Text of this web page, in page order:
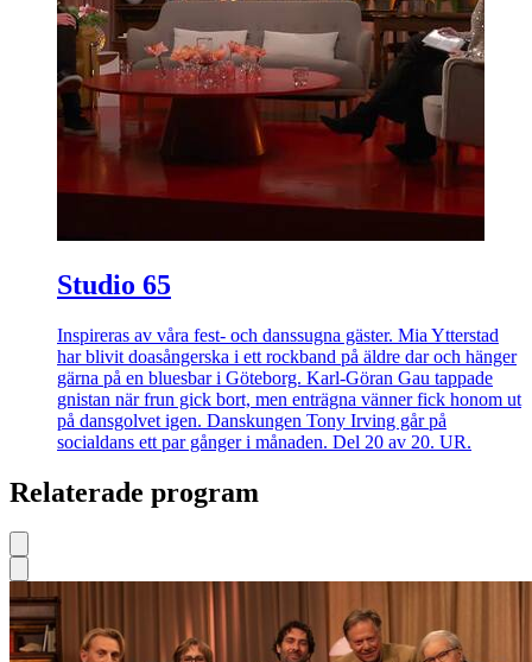
Studio 65
Inspireras av våra fest- och danssugna gäster. Mia Ytterstad
har blivit doasångerska i ett rockband på äldre dar och hänger
gärna på en bluesbar i Göteborg. Karl-Göran Gau tappade
gnistan när frun gick bort, men enträgna vänner fick honom ut
på dansgolvet igen. Danskungen Tony Irving går på
socialdans ett par gånger i månaden. Del 20 av 20. UR.
Relaterade program